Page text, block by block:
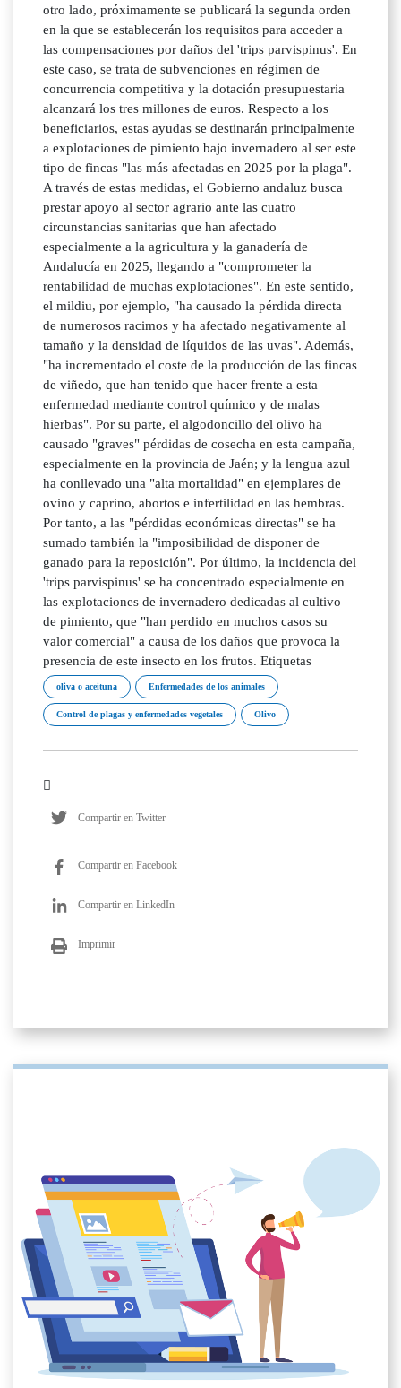
otro lado, próximamente se publicará la segunda orden
en la que se establecerán los requisitos para acceder a
las compensaciones por daños del 'trips parvispinus'. En
este caso, se trata de subvenciones en régimen de
concurrencia competitiva y la dotación presupuestaria
alcanzará los tres millones de euros. Respecto a los
beneficiarios, estas ayudas se destinarán principalmente
a explotaciones de pimiento bajo invernadero al ser este
tipo de fincas "las más afectadas en 2025 por la plaga".
A través de estas medidas, el Gobierno andaluz busca
prestar apoyo al sector agrario ante las cuatro
circunstancias sanitarias que han afectado
especialmente a la agricultura y la ganadería de
Andalucía en 2025, llegando a "comprometer la
rentabilidad de muchas explotaciones". En este sentido,
el mildiu, por ejemplo, "ha causado la pérdida directa
de numerosos racimos y ha afectado negativamente al
tamaño y la densidad de líquidos de las uvas". Además,
"ha incrementado el coste de la producción de las fincas
de viñedo, que han tenido que hacer frente a esta
enfermedad mediante control químico y de malas
hierbas". Por su parte, el algodoncillo del olivo ha
causado "graves" pérdidas de cosecha en esta campaña,
especialmente en la provincia de Jaén; y la lengua azul
ha conllevado una "alta mortalidad" en ejemplares de
ovino y caprino, abortos e infertilidad en las hembras.
Por tanto, a las "pérdidas económicas directas" se ha
sumado también la "imposibilidad de disponer de
ganado para la reposición". Por último, la incidencia del
'trips parvispinus' se ha concentrado especialmente en
las explotaciones de invernadero dedicadas al cultivo
de pimiento, que "han perdido en muchos casos su
valor comercial" a causa de los daños que provoca la
presencia de este insecto en los frutos. Etiquetas
oliva o aceituna Enfermedades de los animales
Control de plagas y enfermedades vegetales Olivo
Compartir en Twitter
Compartir en Facebook
Compartir en LinkedIn
Imprimir